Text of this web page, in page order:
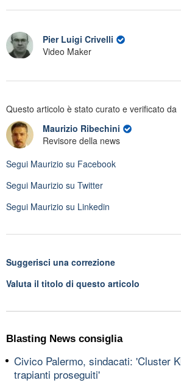
Pier Luigi Crivelli
Video Maker
Questo articolo è stato curato e verificato da
Maurizio Ribechini
Revisore della news
Segui Maurizio su Facebook
Segui Maurizio su Twitter
Segui Maurizio su Linkedin
Suggerisci una correzione
Valuta il titolo di questo articolo
Blasting News consiglia
Civico Palermo, sindacati: 'Cluster
trapianti proseguiti'